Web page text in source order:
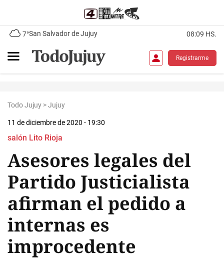
7°San Salvador de Jujuy 08:09 HS.
Registrarme
Todo Jujuy >Jujuy
11 de diciembre de 2020 - 19:30
salón Lito Rioja
Asesores legales del
Partido Justicialista
afirman el pedido a
internas es
improcedente